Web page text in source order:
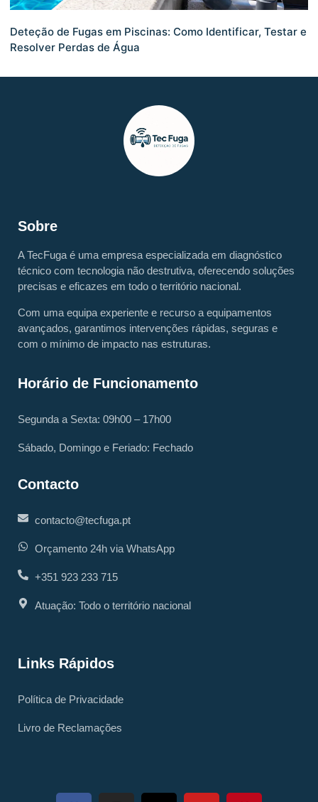
Deteção de Fugas em Piscinas: Como Identificar, Testar e
Resolver Perdas de Água
Sobre
A TecFuga é uma empresa especializada em diagnóstico
técnico com tecnologia não destrutiva, oferecendo soluções
precisas e eficazes em todo o território nacional.
Com uma equipa experiente e recurso a equipamentos
avançados, garantimos intervenções rápidas, seguras e
com o mínimo de impacto nas estruturas.
Horário de Funcionamento
Segunda a Sexta: 09h00 – 17h00
Sábado, Domingo e Feriado: Fechado
Contacto
contacto@tecfuga.pt
Orçamento 24h via WhatsApp
+351 923 233 715
Atuação: Todo o território nacional
Links Rápidos
Política de Privacidade
Livro de Reclamações